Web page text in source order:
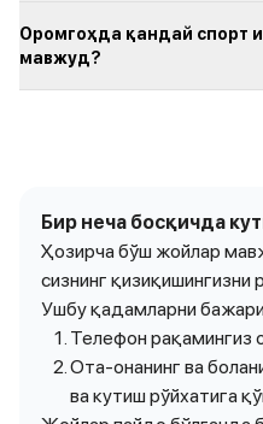
Оромгоҳда қандай спорт
мавжуд?
Бир неча босқичда
Ҳозирча бўш жойлар
сизнинг қизиқишингизни
Ушбу қадамларни
Телефон рақамингиз
Ота-онанинг ва
ва кутиш рўйхатига